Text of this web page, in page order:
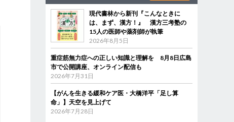
現代書林から新刊『こんなときに
は、まず、漢方！』 漢方三考塾の
15人の医師や薬剤師が執筆
2026年8月5日
重症筋無力症への正しい知識と理解を 8月8日広島
市で公開講座、オンライン配信も
2026年7月31日
【がんを生きる緩和ケア医・大橋洋平「足し算
命」】天空を見上げて
2026年7月28日